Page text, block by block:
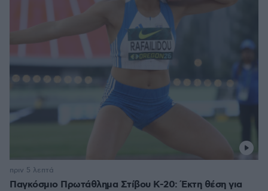
Παγκόσμιο Πρωτάθλημα Στίβου Κ-20: Έκτη θέση για
πριν 5 λεπτά